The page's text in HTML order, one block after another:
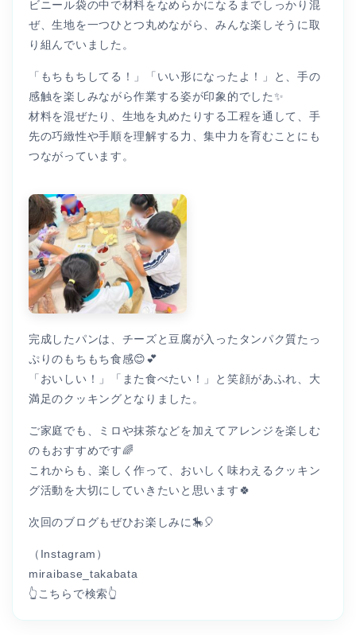
ビニール袋の中で材料をなめらかになるまでしっかり混
ぜ、生地を一つひとつ丸めながら、みんな楽しそうに取
り組んでいました。
「もちもちしてる！」「いい形になったよ！」と、手の
感触を楽しみながら作業する姿が印象的でした✨
材料を混ぜたり、生地を丸めたりする工程を通して、手
先の巧緻性や手順を理解する力、集中力を育むことにも
つながっています。
完成したパンは、チーズと豆腐が入ったタンパク質たっ
ぷりのもちもち食感😊💕
「おいしい！」「また食べたい！」と笑顔があふれ、大
満足のクッキングとなりました。
ご家庭でも、ミロや抹茶などを加えてアレンジを楽しむ
のもおすすめです🌈
これからも、楽しく作って、おいしく味わえるクッキン
グ活動を大切にしていきたいと思います🍀
次回のブログもぜひお楽しみに🎠🎈
（Instagram）
miraibase_takabata
👆こちらで検索👆